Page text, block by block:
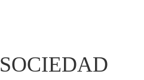
SOCIEDAD